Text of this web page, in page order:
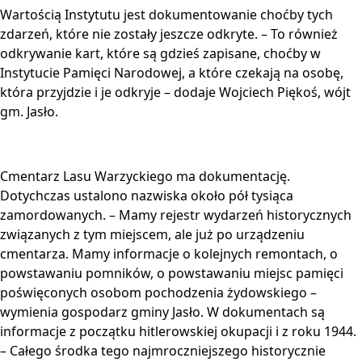
Wartością Instytutu jest dokumentowanie choćby tych
zdarzeń, które nie zostały jeszcze odkryte. – To również
odkrywanie kart, które są gdzieś zapisane, choćby w
Instytucie Pamięci Narodowej, a które czekają na osobę,
która przyjdzie i je odkryje – dodaje Wojciech Piękoś, wójt
gm. Jasło.
Cmentarz Lasu Warzyckiego ma dokumentację.
Dotychczas ustalono nazwiska około pół tysiąca
zamordowanych. – Mamy rejestr wydarzeń historycznych
związanych z tym miejscem, ale już po urządzeniu
cmentarza. Mamy informacje o kolejnych remontach, o
powstawaniu pomników, o powstawaniu miejsc pamięci
poświęconych osobom pochodzenia żydowskiego –
wymienia gospodarz gminy Jasło. W dokumentach są
informacje z początku hitlerowskiej okupacji i z roku 1944.
– Całego środka tego najmroczniejszego historycznie